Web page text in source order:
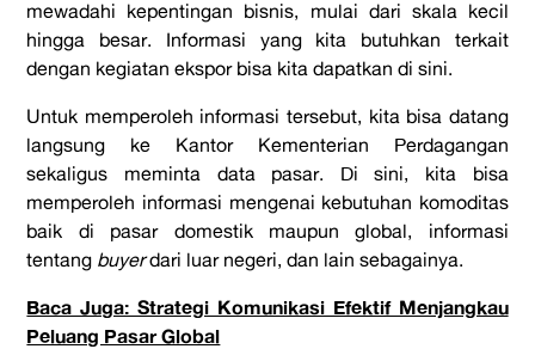
mewadahi kepentingan bisnis, mulai dari skala kecil
hingga besar. Informasi yang kita butuhkan terkait
dengan kegiatan ekspor bisa kita dapatkan di sini.
Untuk memperoleh informasi tersebut, kita bisa datang
langsung ke Kantor Kementerian Perdagangan
sekaligus meminta data pasar. Di sini, kita bisa
memperoleh informasi mengenai kebutuhan komoditas
baik di pasar domestik maupun global, informasi
tentang buyerdari luar negeri, dan lain sebagainya.
Baca Juga: Strategi Komunikasi Efektif Menjangkau
Peluang Pasar Global